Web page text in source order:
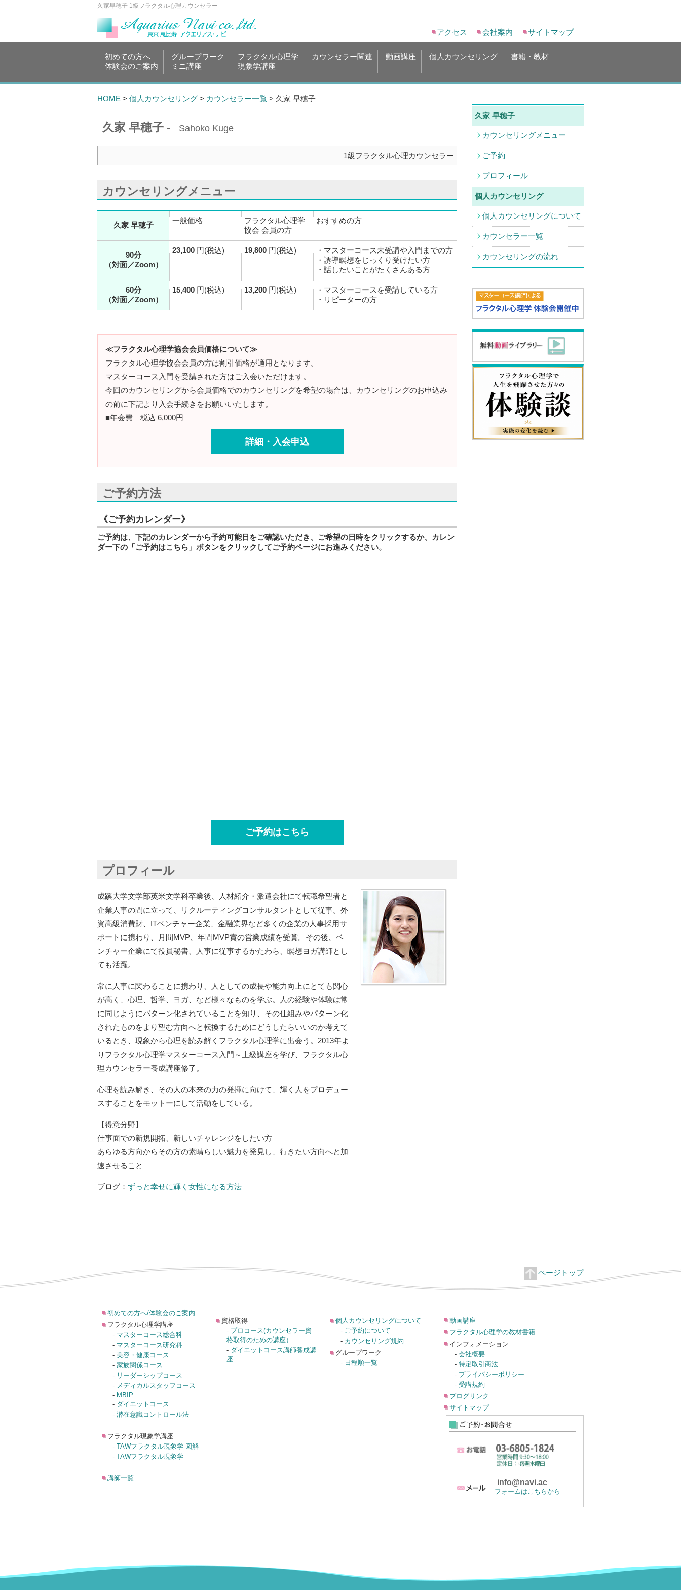
久家早穂子 1級フラクタル心理カウンセラー
アクセス 会社案内 サイトマップ
初めての方へ
体験会のご案内
グループワーク
ミニ講座
フラクタル心理学
現象学講座
カウンセラー関連 動画講座 個人カウンセリング 書籍・教材
HOME > 個人カウンセリング > カウンセラー一覧 > 久家 早穂子
久家 早穂子 - Sahoko Kuge
1級フラクタル心理カウンセラー
カウンセリングメニュー
久家 早穂子
一般価格
フラクタル心理学
協会 会員の方
おすすめの方
90分
（対面／Zoom）
23,100 円(税込) 19,800 円(税込)
・マスターコース未受講や入門までの方
・誘導瞑想をじっくり受けたい方
・話したいことがたくさんある方
60分
（対面／Zoom）
15,400 円(税込) 13,200 円(税込)
・マスターコースを受講している方
・リピーターの方
≪フラクタル心理学協会会員価格について≫
フラクタル心理学協会会員の方は割引価格が適用となります。
マスターコース入門を受講された方はご入会いただけます。
今回のカウンセリングから会員価格でのカウンセリングを希望の場合は、カウンセリングのお申込み
の前に下記より入会手続きをお願いいたします。
■年会費 税込 6,000円
詳細・入会申込
ご予約方法
《ご予約カレンダー》
ご予約は、下記のカレンダーから予約可能日をご確認いただき、ご希望の日時をクリックするか、カレン
ダー下の「ご予約はこちら」ボタンをクリックしてご予約ページにお進みください。
ご予約はこちら
プロフィール
成蹊大学文学部英米文学科卒業後、人材紹介・派遣会社にて転職希望者と
企業人事の間に立って、リクルーティングコンサルタントとして従事。外
資高級消費財、ITベンチャー企業、金融業界など多くの企業の人事採用サ
ポートに携わり、月間MVP、年間MVP賞の営業成績を受賞。その後、ベ
ンチャー企業にて役員秘書、人事に従事するかたわら、瞑想ヨガ講師とし
ても活躍。
常に人事に関わることに携わり、人としての成長や能力向上にとても関心
が高く、心理、哲学、ヨガ、など様々なものを学ぶ。人の経験や体験は常
に同じようにパターン化されていることを知り、その仕組みやパターン化
されたものをより望む方向へと転換するためにどうしたらいいのか考えて
いるとき、現象から心理を読み解くフラクタル心理学に出会う。2013年よ
りフラクタル心理学マスターコース入門～上級講座を学び、フラクタル心
理カウンセラー養成講座修了。
心理を読み解き、その人の本来の力の発揮に向けて、輝く人をプロデュー
スすることをモットーにして活動をしている。
【得意分野】
仕事面での新規開拓、新しいチャレンジをしたい方
あらゆる方向からその方の素晴らしい魅力を発見し、行きたい方向へと加
速させること
ブログ： ずっと幸せに輝く女性になる方法
久家 早穂子
カウンセリングメニュー
ご予約
プロフィール
個人カウンセリング
個人カウンセリングについて
カウンセラー一覧
カウンセリングの流れ
ページトップ
初めての方へ/体験会のご案内
フラクタル心理学講座
- マスターコース総合科
- マスターコース研究科
- 美容・健康コース
- 家族関係コース
- リーダーシップコース
- メディカルスタッフコース
- MBIP
- ダイエットコース
- 潜在意識コントロール法
フラクタル現象学講座
- TAWフラクタル現象学 図解
- TAWフラクタル現象学
講師一覧
資格取得
- プロコース(カウンセラー資
格取得のための講座）
- ダイエットコース講師養成講
座
個人カウンセリングについて
- ご予約について
- カウンセリング規約
グループワーク
- 日程順一覧
動画講座
フラクタル心理学の教材書籍
インフォメーション
- 会社概要
- 特定取引商法
- プライバシーポリシー
- 受講規約
ブログリンク
サイトマップ
info@navi.ac
フォームはこちらから